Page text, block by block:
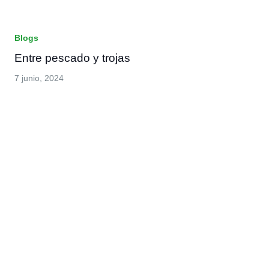
Blogs
Entre pescado y trojas
7 junio, 2024